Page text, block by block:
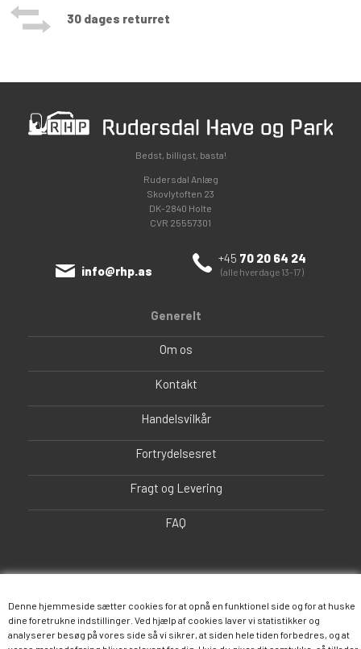
Denne hjemmeside sætter cookies for at opnå en funktionel side og for at huske
dine foretrukne indstillinger. Ved hjælp af cookies laver vi statistikker og
analyserer besøg på vores side så vi sikrer, at siden hele tiden forbedres, og at
30 dages returret
Bedst, billigst, basta!
Rudersdal Anlæg
Skovlytoften 23
DK-2840 Holte
CVR 25557301
info@rhp.as
+45 70 20 64 24
(alle hverdage 13-17)
Generelt
Om os
Kontakt
Handelsvilkår
Fortrydelsesret
Fragt og Levering
FAQ